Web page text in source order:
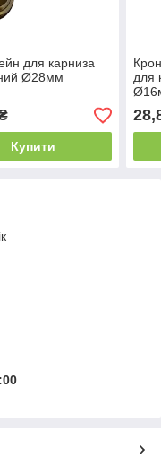
для карниза
Ø28мм
Купити
для